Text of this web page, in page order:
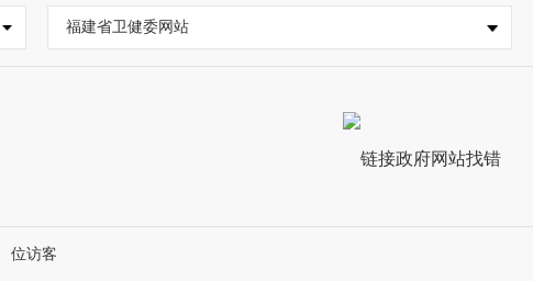
福建省卫健委网站
位访客